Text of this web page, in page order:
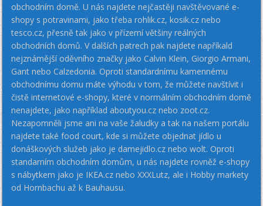
obchodním domě. U nás najdete nejčastěji navštěvované e-
shopy s potravinami, jako třeba rohlik.cz, kosik.cz nebo
tesco.cz, přesně tak jako v přízemí většiny reálných
obchodních domů. V dalších patrech pak najdete napříkald
nejznámější oděvního značky jako Calvin Klein, Giorgio Armani,
Gant nebo Calzedonia. Oproti standardnímu kamennému
obchodnímu domu máte výhodu v tom, že můžete navštívit i
čistě internetové e-shopy, které v normálním obchodním domě
nenajdete, jako například aboutyou.cz nebo zoot.cz.
Nezapomněli jsme ani na vaše žaludky a tak na našem portálu
najdete také food court, kde si můžete objednat jídlo u
donáškových služeb jako je damejidlo.cz nebo wolt. Oproti
standarním obchodním domům, u nás najdete rovněž e-shopy
s nábytkem jako je IKEA.cz nebo XXXLutz, ale i Hobby markety
od Hornbachu až k Bauhausu.